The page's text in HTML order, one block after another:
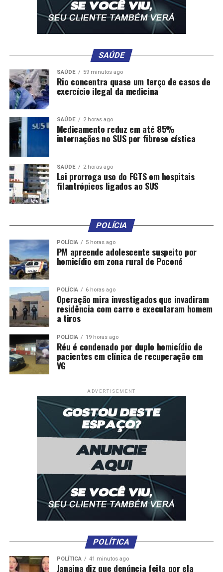
SAÚDE
SAÚDE 59 minutos ago
Rio concentra quase um terço de casos de
exercício ilegal da medicina
SAÚDE 2 horas ago
Medicamento reduz em até 85%
internações no SUS por fibrose cística
SAÚDE 2 horas ago
Lei prorroga uso do FGTS em hospitais
filantrópicos ligados ao SUS
POLÍCIA
POLÍCIA 5 horas ago
PM apreende adolescente suspeito por
homicídio em zona rural de Poconé
POLÍCIA 6 horas ago
Operação mira investigados que invadiram
residência com carro e executaram homem
a tiros
POLÍCIA 19 horas ago
Réu é condenado por duplo homicídio de
pacientes em clínica de recuperação em
VG
ADVERTISEMENT
POLÍTICA
POLÍTICA 41 minutos ago
Janaina diz que denúncia feita por ela